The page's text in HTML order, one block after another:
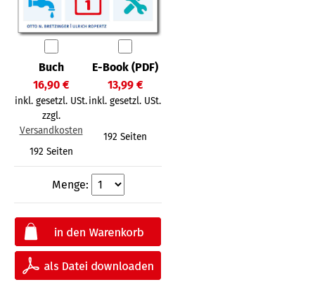
Buch
16,90 €
inkl. gesetzl. USt.
zzgl.
Versandkosten
192 Seiten
E-Book (PDF)
13,99 €
inkl. gesetzl. USt.
192 Seiten
Menge: